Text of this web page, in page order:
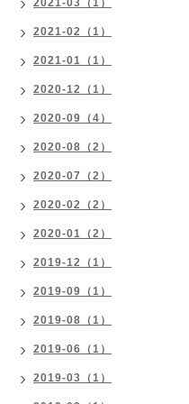
2021-03（1）
2021-02（1）
2021-01（1）
2020-12（1）
2020-09（4）
2020-08（2）
2020-07（2）
2020-02（2）
2020-01（2）
2019-12（1）
2019-09（1）
2019-08（1）
2019-06（1）
2019-03（1）